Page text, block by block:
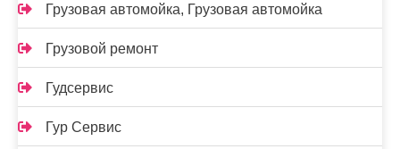
Грузовая автомойка, Грузовая автомойка
Грузовой ремонт
Гудсервис
Гур Сервис